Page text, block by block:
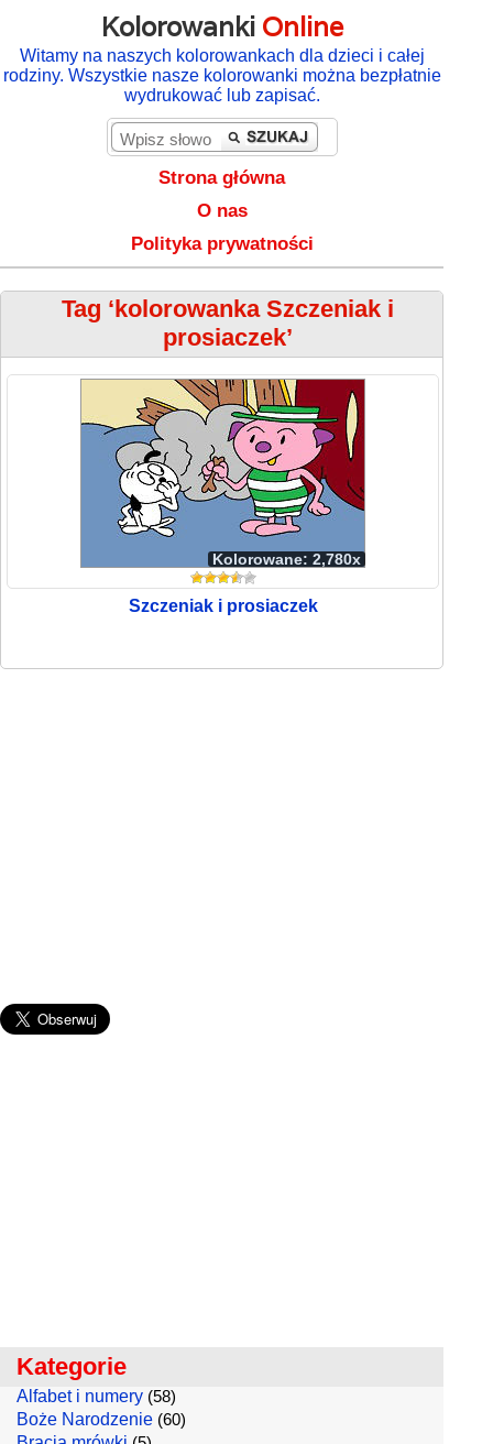
Kolorowanki Online
Witamy na naszych kolorowankach dla dzieci i całej
rodziny. Wszystkie nasze kolorowanki można bezpłatnie
wydrukować lub zapisać.
Strona główna
O nas
Polityka prywatności
Tag ‘kolorowanka Szczeniak i
prosiaczek’
Kolorowane: 2,780x
Szczeniak i prosiaczek
Kategorie
Alfabet i numery (58)
Boże Narodzenie (60)